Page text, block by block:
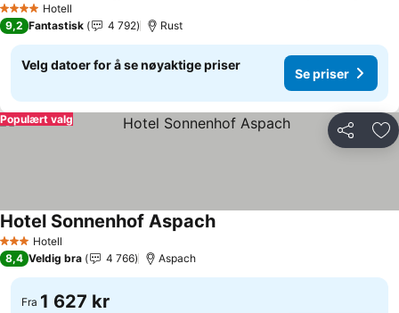
4 StjernerHotell
Se priser
9,2 Fantastisk 4 792 Rust
Velg datoer for å se nøyaktige priser
Se priser
Del
Populært valg
3 StjernerHotell
Hotel Sonnenhof AspachSe priser
8,4 Veldig bra 4 766 Aspach
Fra 1 627 kr